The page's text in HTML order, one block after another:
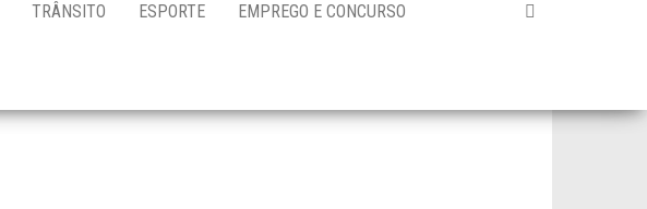
TRÂNSITO ESPORTE EMPREGO E CONCURSO